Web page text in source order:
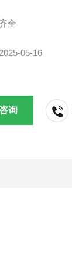
齐全
2025-05-16
询